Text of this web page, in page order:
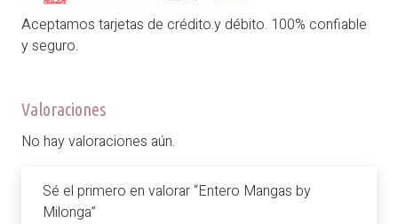
Aceptamos tarjetas de crédito.y débito. 100% confiable
y seguro.
Valoraciones
No hay valoraciones aún.
Sé el primero en valorar “Entero Mangas by
Milonga”